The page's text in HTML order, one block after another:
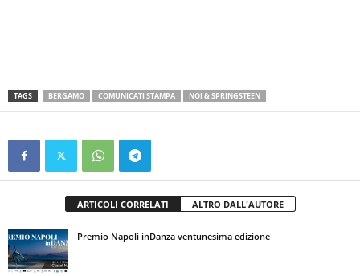
TAGS BERGAMO COMUNICATI STAMPA NOI & SPRINGSTEEN
ARTICOLI CORRELATI ALTRO DALL'AUTORE
Premio Napoli inDanza ventunesima edizione